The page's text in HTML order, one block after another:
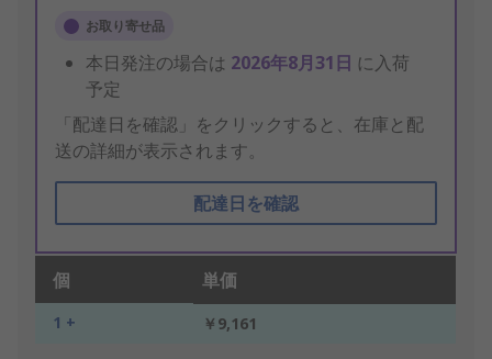
お取り寄せ品
本日発注の場合は 2026年8月31日 に入荷
予定
「配達日を確認」をクリックすると、在庫と配
送の詳細が表示されます。
配達日を確認
個 単価
1 + ￥9,161